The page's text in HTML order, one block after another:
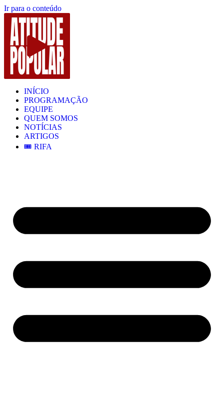
Ir para o conteúdo
INÍCIO
PROGRAMAÇÃO
EQUIPE
QUEM SOMOS
NOTÍCIAS
ARTIGOS
🎟️ RIFA